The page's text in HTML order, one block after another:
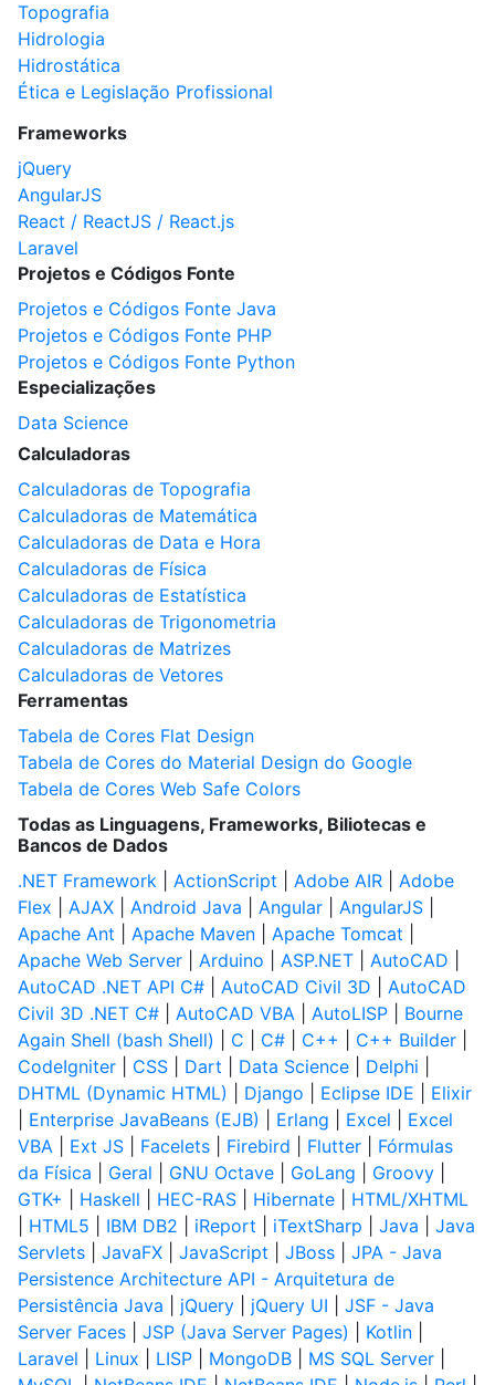
Topografia
Hidrologia
Hidrostática
Ética e Legislação Profissional
Frameworks
jQuery
AngularJS
React / ReactJS / React.js
Laravel
Projetos e Códigos Fonte
Projetos e Códigos Fonte Java
Projetos e Códigos Fonte PHP
Projetos e Códigos Fonte Python
Especializações
Data Science
Calculadoras
Calculadoras de Topografia
Calculadoras de Matemática
Calculadoras de Data e Hora
Calculadoras de Física
Calculadoras de Estatística
Calculadoras de Trigonometria
Calculadoras de Matrizes
Calculadoras de Vetores
Ferramentas
Tabela de Cores Flat Design
Tabela de Cores do Material Design do Google
Tabela de Cores Web Safe Colors
Todas as Linguagens, Frameworks, Biliotecas e
Bancos de Dados
.NET Framework
ActionScript Adobe AIR
Adobe
Flex
AJAX Android Java Angular AngularJS
Apache Ant
Apache Maven Apache Tomcat
Apache Web Server
Arduino ASP.NET AutoCAD
AutoCAD .NET API C#
AutoCAD Civil 3D
AutoCAD
Civil 3D .NET C#
AutoCAD VBA AutoLISP
Bourne
Again Shell (bash Shell)
C C# C++ C++ Builder
CodeIgniter
CSS Dart Data Science Delphi
DHTML (Dynamic HTML)
Django Eclipse IDE
Elixir
Enterprise JavaBeans (EJB) Erlang Excel
Excel
VBA
Ext JS Facelets Firebird Flutter
Fórmulas
da Física
Geral GNU Octave GoLang Groovy
GTK+
Haskell HEC-RAS Hibernate
HTML/XHTML
HTML5 IBM DB2 iReport iTextSharp Java
Java
Servlets
JavaFX JavaScript JBoss
JPA - Java
Persistence Architecture API - Arquitetura de
Persistência Java
jQuery jQuery UI
JSF - Java
Server Faces
JSP (Java Server Pages) Kotlin
Laravel
Linux LISP MongoDB MS SQL Server